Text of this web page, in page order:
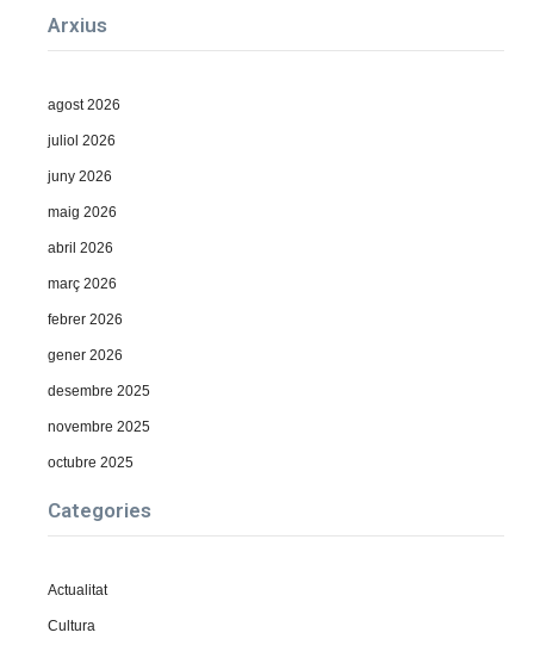
Arxius
agost 2026
juliol 2026
juny 2026
maig 2026
abril 2026
març 2026
febrer 2026
gener 2026
desembre 2025
novembre 2025
octubre 2025
Categories
Actualitat
Cultura